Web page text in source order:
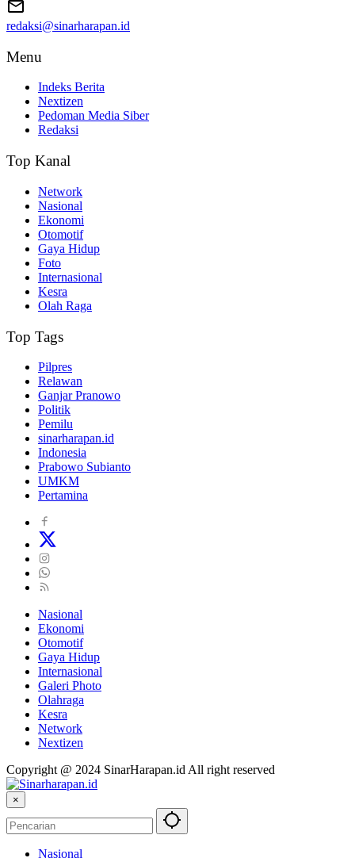
redaksi@sinarharapan.id
Menu
Indeks Berita
Nextizen
Pedoman Media Siber
Redaksi
Top Kanal
Network
Nasional
Ekonomi
Otomotif
Gaya Hidup
Foto
Internasional
Kesra
Olah Raga
Top Tags
Pilpres
Relawan
Ganjar Pranowo
Politik
Pemilu
sinarharapan.id
Indonesia
Prabowo Subianto
UMKM
Pertamina
Nasional
Ekonomi
Otomotif
Gaya Hidup
Internasional
Galeri Photo
Olahraga
Kesra
Network
Nextizen
Copyright @ 2024 SinarHarapan.id All right reserved
×
Nasional